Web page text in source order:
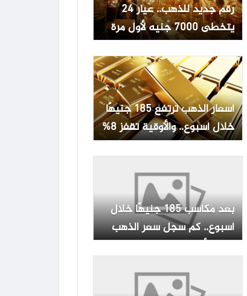
رقم جديد للذهب.. عيار 24
يتخطى 7000 جنيه لأول مرة
منذ يونيو
أسعار الذهب ترتفع 185 جنيهًا
خلال أسبوع.. والأوقية تقفز 8%
بعد مكاسب 185 جنيهًا خلال
أسبوع.. كم سجل سعر الذهب
اليوم الأحد 9-8-2026؟